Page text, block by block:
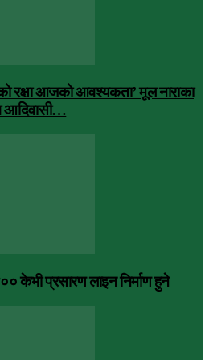
रक्षा आजको आवश्यकता’ मूल नाराका
आदिवासी…
केभी प्रसारण लाइन निर्माण हुने